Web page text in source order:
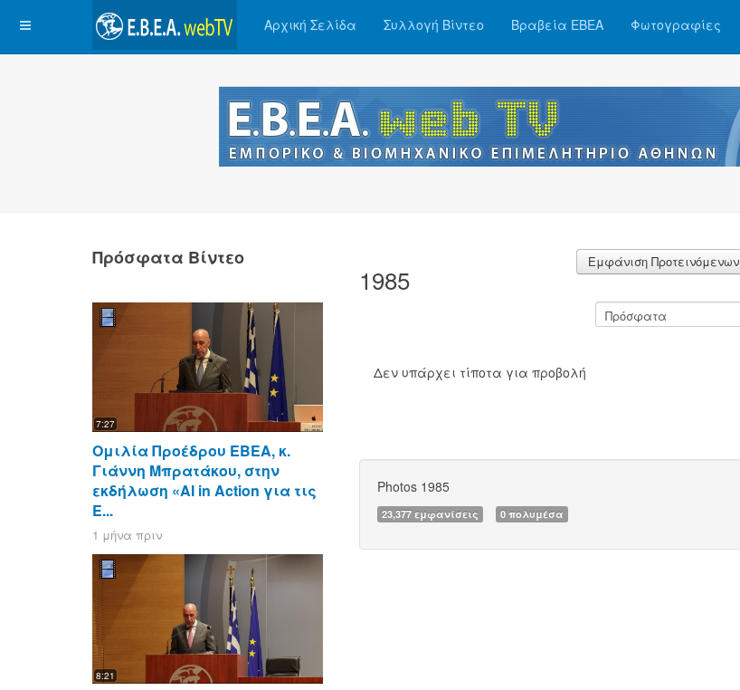
Αρχική Σελίδα Συλλογή Βίντεο Βραβεία ΕΒΕΑ Φωτογραφίες
1985
Εμφάνιση Προτεινόμενων
Δεν υπάρχει τίποτα για προβολή
Photos 1985
23,377 εμφανίσεις 0 πολυμέσα
Πρόσφατα Βίντεο
7:27
Ομιλία Προέδρου ΕΒΕΑ, κ.
Γιάννη Μπρατάκου, στην
εκδήλωση «AI in Action για τις
Ε...
1 μήνα πριν
8:21